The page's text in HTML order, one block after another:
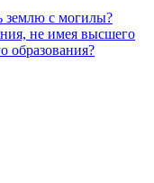
землю с могилы?
не имея высшего
образования?